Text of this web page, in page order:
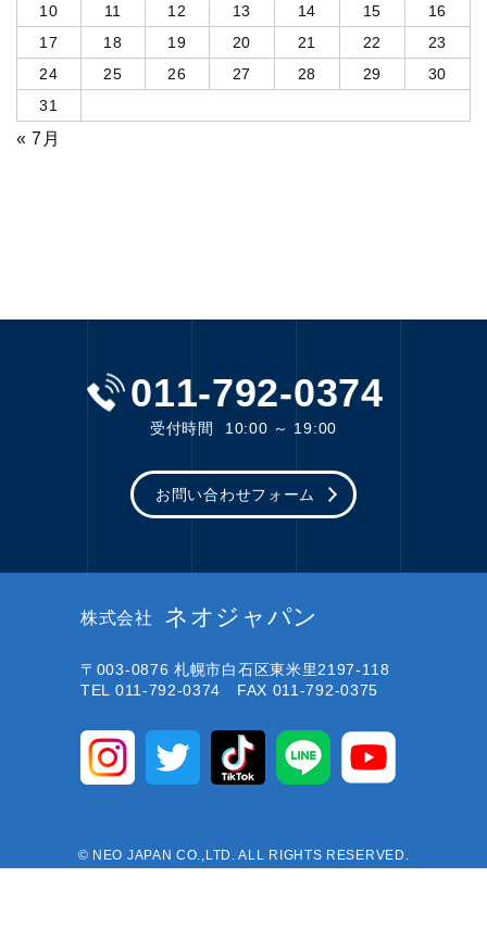
10
11 12 13 14 15
16
17
18 19 20 21 22
23
24
25 26 27 28 29
30
31
« 7月
011-792-0374
受付時間 10:00 ～ 19:00
お問い合わせフォーム
株式会社 ネオジャパン
〒003-0876 札幌市白石区東米里2197-118
TEL 011-792-0374 FAX 011-792-0375
© NEO JAPAN CO.,LTD. ALL RIGHTS RESERVED.